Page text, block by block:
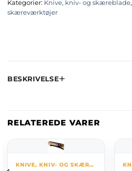
Kategorier: Knive, kniv- og skæreblade,
skæreværktøjer
BESKRIVELSE
RELATEREDE VARER
KNIVE, KNIV- OG SKÆREBLADE